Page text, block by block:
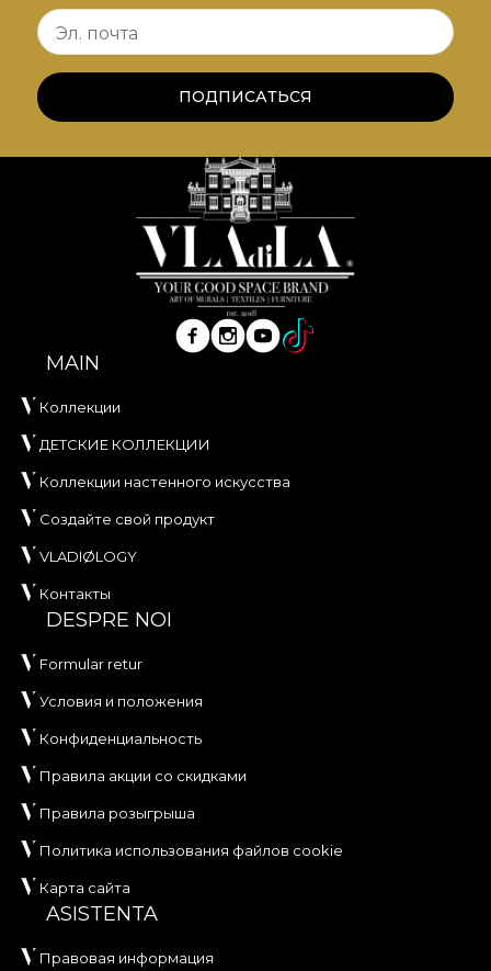
textile și accesorii premium
Alegând "YORI", alegeți să transformați spațiul într-
un sanctuar al emoțiilor pozitive, al jocului și al
designuluicollectiblede înaltă clasă.
Эл. почта
ПОДПИСАТЬСЯ
MAIN
Коллекции
ДЕТСКИЕ КОЛЛЕКЦИИ
Коллекции настенного искусства
Создайте свой продукт
VLADIØLOGY
Контакты
DESPRE NOI
Formular retur
Условия и положения
Конфиденциальность
Правила акции со скидками
Правила розыгрыша
Политика использования файлов cookie
Карта сайта
ASISTENTA
Правовая информация